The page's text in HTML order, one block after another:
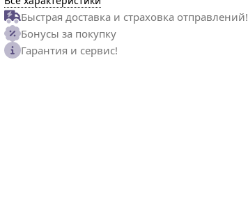
Быстрая доставка и страховка отправлений!
Бонусы за покупку
Гарантия и сервис!